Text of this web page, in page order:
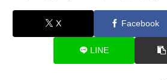
X Facebook
LINE